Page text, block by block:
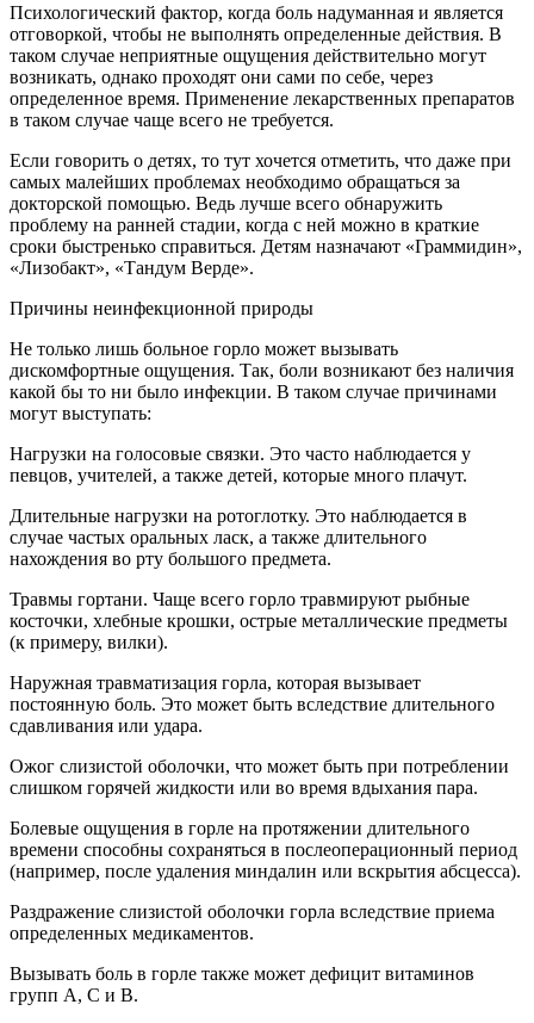
Психологический фактор, когда боль надуманная и является
отговоркой, чтобы не выполнять определенные действия. В
таком случае неприятные ощущения действительно могут
возникать, однако проходят они сами по себе, через
определенное время. Применение лекарственных препаратов
в таком случае чаще всего не требуется.
Если говорить о детях, то тут хочется отметить, что даже при
самых малейших проблемах необходимо обращаться за
докторской помощью. Ведь лучше всего обнаружить
проблему на ранней стадии, когда с ней можно в краткие
сроки быстренько справиться. Детям назначают «Граммидин»,
«Лизобакт», «Тандум Верде».
Причины неинфекционной природы
Не только лишь больное горло может вызывать
дискомфортные ощущения. Так, боли возникают без наличия
какой бы то ни было инфекции. В таком случае причинами
могут выступать:
Нагрузки на голосовые связки. Это часто наблюдается у
певцов, учителей, а также детей, которые много плачут.
Длительные нагрузки на ротоглотку. Это наблюдается в
случае частых оральных ласк, а также длительного
нахождения во рту большого предмета.
Травмы гортани. Чаще всего горло травмируют рыбные
косточки, хлебные крошки, острые металлические предметы
(к примеру, вилки).
Наружная травматизация горла, которая вызывает
постоянную боль. Это может быть вследствие длительного
сдавливания или удара.
Ожог слизистой оболочки, что может быть при потреблении
слишком горячей жидкости или во время вдыхания пара.
Болевые ощущения в горле на протяжении длительного
времени способны сохраняться в послеоперационный период
(например, после удаления миндалин или вскрытия абсцесса).
Раздражение слизистой оболочки горла вследствие приема
определенных медикаментов.
Вызывать боль в горле также может дефицит витаминов
групп А, С и В.